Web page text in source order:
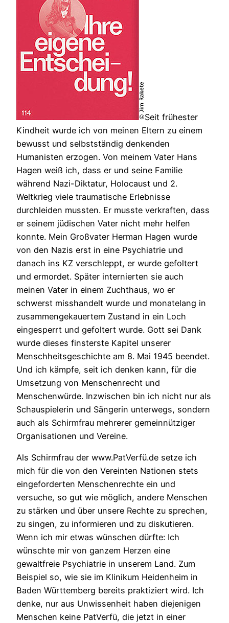
Seit frühester
Kindheit wurde ich von meinen Eltern zu einem
bewusst und selbstständig denkenden
Humanisten erzogen. Von meinem Vater Hans
Hagen weiß ich, dass er und seine Familie
während Nazi-Diktatur, Holocaust und 2.
Weltkrieg viele traumatische Erlebnisse
durchleiden mussten. Er musste verkraften, dass
er seinem jüdischen Vater nicht mehr helfen
konnte. Mein Großvater Herman Hagen wurde
von den Nazis erst in eine Psychiatrie und
danach ins KZ verschleppt, er wurde gefoltert
und ermordet. Später internierten sie auch
meinen Vater in einem Zuchthaus, wo er
schwerst misshandelt wurde und monatelang in
zusammengekauertem Zustand in ein Loch
eingesperrt und gefoltert wurde. Gott sei Dank
wurde dieses finsterste Kapitel unserer
Menschheitsgeschichte am 8. Mai 1945 beendet.
Und ich kämpfe, seit ich denken kann, für die
Umsetzung von Menschenrecht und
Menschenwürde. Inzwischen bin ich nicht nur als
Schauspielerin und Sängerin unterwegs, sondern
auch als Schirmfrau mehrerer gemeinnütziger
Organisationen und Vereine.
Als Schirmfrau der www.PatVerfü.de setze ich
mich für die von den Vereinten Nationen stets
eingeforderten Menschenrechte ein und
versuche, so gut wie möglich, andere Menschen
zu stärken und über unsere Rechte zu sprechen,
zu singen, zu informieren und zu diskutieren.
Wenn ich mir etwas wünschen dürfte: Ich
wünschte mir von ganzem Herzen eine
gewaltfreie Psychiatrie in unserem Land. Zum
Beispiel so, wie sie im Klinikum Heidenheim in
Baden Württemberg bereits praktiziert wird. Ich
denke, nur aus Unwissenheit haben diejenigen
Menschen keine PatVerfü, die jetzt in einer